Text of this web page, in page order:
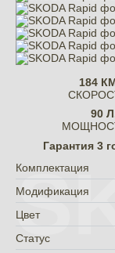
Гарантия 3
Комплектация
Модификация
Цвет
Статус
184
90